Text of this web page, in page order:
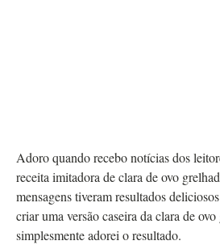
Adoro quando recebo notícias dos
receita imitadora de clara de ovo
mensagens tiveram resultados
criar uma versão caseira da clara de ovo
simplesmente adorei o resultado.